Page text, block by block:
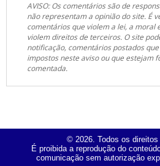
AVISO: Os comentários são de
não representam a opinião do site. É
comentários que violem a lei, a moral
violem direitos de terceiros. O site
notificação, comentários postados
impostos neste aviso ou que estejam
comentada.
© 2026. Todos os direitos
É proibida a reprodução do
comunicação sem autorização